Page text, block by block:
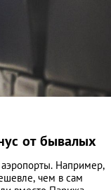
от бывалых
аэропорты. Например,
чем в сам